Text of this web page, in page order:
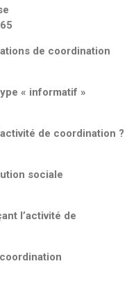
de coordination
« informatif »
de coordination ?
sociale
l’activité de